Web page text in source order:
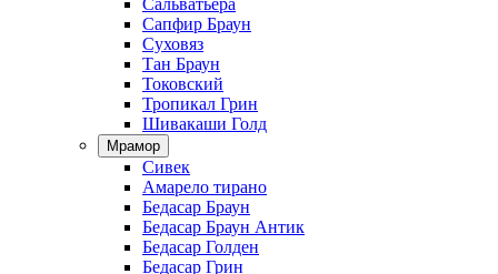
Сальватьера
Сапфир Браун
Суховяз
Тан Браун
Токовский
Тропикал Грин
Шивакаши Голд
Мрамор
Сивек
Амарело тирано
Бедасар Браун
Бедасар Браун Антик
Бедасар Голден
Бедасар Грин